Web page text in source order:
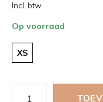
Incl. btw
Op voorraad
XS